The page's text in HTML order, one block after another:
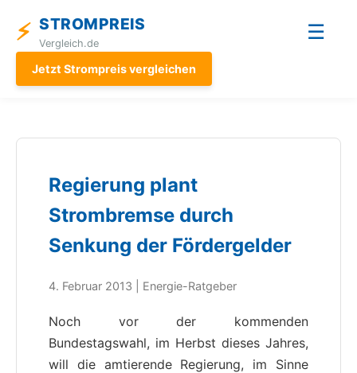
⚡ STROMPREIS
Vergleich.de ☰
Jetzt Strompreis vergleichen
Regierung plant
Strombremse durch
Senkung der Fördergelder
4. Februar 2013 | Energie-Ratgeber
Noch vor der kommenden
Bundestagswahl, im Herbst dieses Jahres,
will die amtierende Regierung, im Sinne